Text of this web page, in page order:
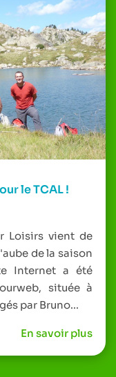
le TCAL !
Loisirs vient de
de la saison
Internet a été
située à
par Bruno...
En savoir plus